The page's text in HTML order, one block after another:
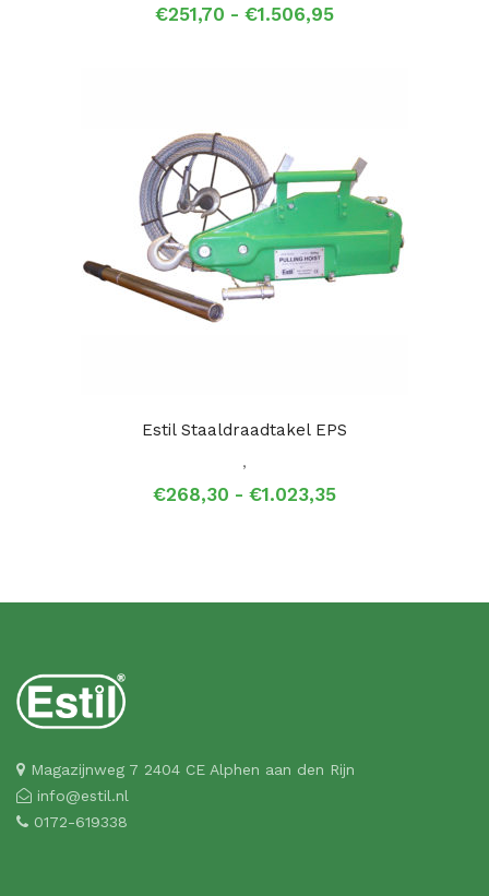
€251,70 - €1.506,95Prijsklasse:
Estil Staaldraadtakel EPS
,
€268,30 - €1.023,35Prijsklasse:
Magazijnweg 7 2404 CE Alphen aan den Rijn
info@estil.nl
0172-619338